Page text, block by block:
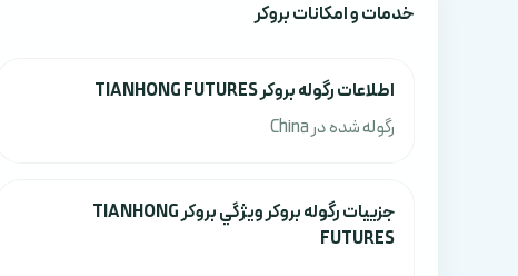
خدمات و امکانات بروکر
اطلاعات رگوله بروکر TIANHONG FUTURES
رگوله شده در China
جزييات رگوله بروکر ويژگي بروکر TIANHONG
FUTURES